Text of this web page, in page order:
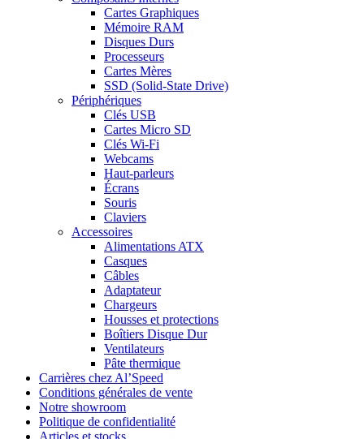
Cartes Graphiques
Mémoire RAM
Disques Durs
Processeurs
Cartes Mères
SSD (Solid-State Drive)
Périphériques
Clés USB
Cartes Micro SD
Clés Wi-Fi
Webcams
Haut-parleurs
Écrans
Souris
Claviers
Accessoires
Alimentations ATX
Casques
Câbles
Adaptateur
Chargeurs
Housses et protections
Boîtiers Disque Dur
Ventilateurs
Pâte thermique
Carrières chez Al’Speed
Conditions générales de vente
Notre showroom
Politique de confidentialité
Articles et stocks